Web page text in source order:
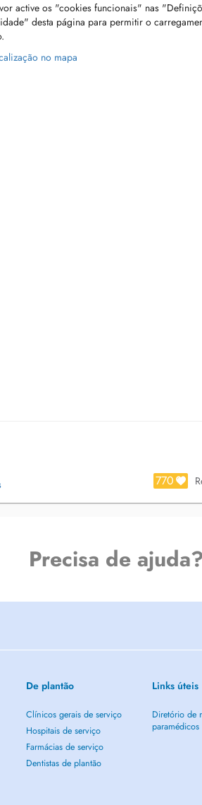
active os "cookies funcionais" nas
desta página para permitir o
no mapa
770
Precisa de ajuda?
De plantão
Clínicos gerais de serviço
Hospitais de serviço
Farmácias de serviço
Dentistas de plantão
Links úteis
Diretório de
paramédicos